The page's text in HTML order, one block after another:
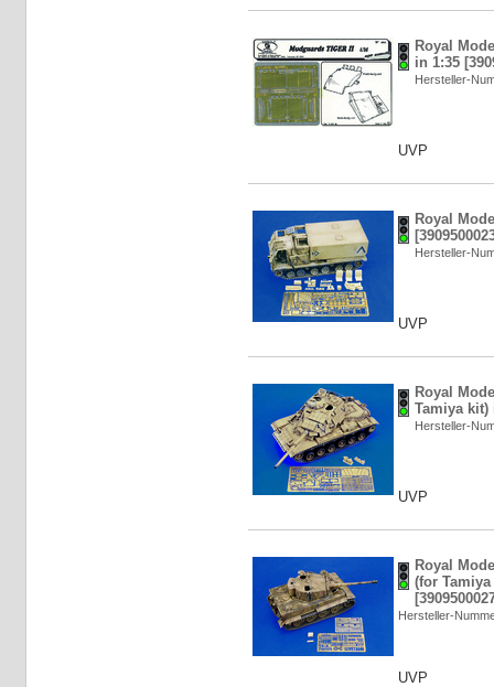
Royal
in 1:35
Hersteller-
UVP
Royal
Hersteller-
UVP
Royal
Tamiya kit)
Hersteller-
UVP
Royal
(for
Hersteller-
UVP